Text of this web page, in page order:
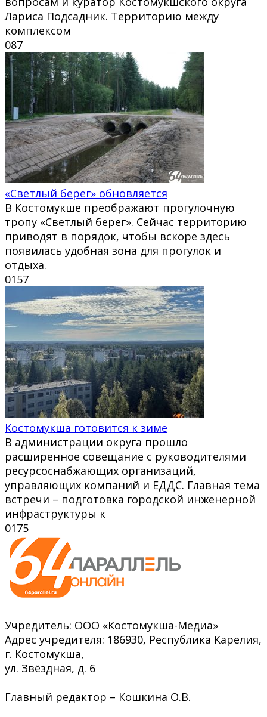
Лариса Подсадник. Территорию между
комплексом
087
«Светлый берег» обновляется
В Костомукше преображают прогулочную
тропу «Светлый берег». Сейчас территорию
приводят в порядок, чтобы вскоре здесь
появилась удобная зона для прогулок и
отдыха.
0157
Костомукша готовится к зиме
В администрации округа прошло
расширенное совещание с руководителями
ресурсоснабжающих организаций,
управляющих компаний и ЕДДС. Главная тема
встречи – подготовка городской инженерной
инфраструктуры к
0175
Учредитель: ООО «Костомукша-Медиа»
Адрес учредителя: 186930, Республика Карелия,
г. Костомукша,
ул. Звёздная, д. 6
Главный редактор – Кошкина О.В.